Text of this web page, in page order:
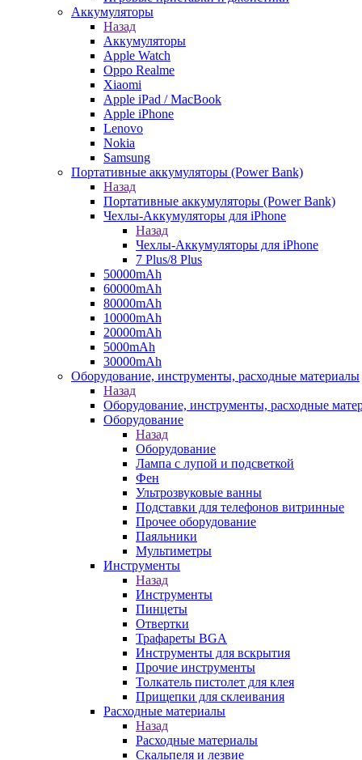
Аккумуляторы
Назад
Аккумуляторы
Apple Watch
Oppo Realme
Xiaomi
Apple iPad / MacBook
Apple iPhone
Lenovo
Nokia
Samsung
Портативные аккумуляторы (Power Bank)
Назад
Портативные аккумуляторы (Power Bank)
Чехлы-Аккумуляторы для iPhone
Назад
Чехлы-Аккумуляторы для iPhone
7 Plus/8 Plus
50000mAh
60000mAh
80000mAh
10000mAh
20000mAh
5000mAh
30000mAh
Оборудование, инструменты, расходные материалы
Назад
Оборудование, инструменты, расходные
Оборудование
Назад
Оборудование
Лампа с лупой и подсветкой
Фен
Ультрозвуковые ванны
Подставки для телефонов витринные
Прочее оборудование
Паяльники
Мультиметры
Инструменты
Назад
Инструменты
Пинцеты
Отвертки
Трафареты BGA
Инструменты для вскрытия
Прочие инструменты
Толкатель пистолет для клея
Прищепки для склеивания
Расходные материалы
Назад
Расходные материалы
Скальпеля и лезвие